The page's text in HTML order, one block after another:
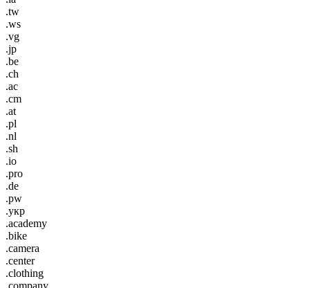
.tw
.ws
.vg
.jp
.be
.ch
.ac
.cm
.at
.pl
.nl
.sh
.io
.pro
.de
.pw
.укр
.academy
.bike
.camera
.center
.clothing
.company